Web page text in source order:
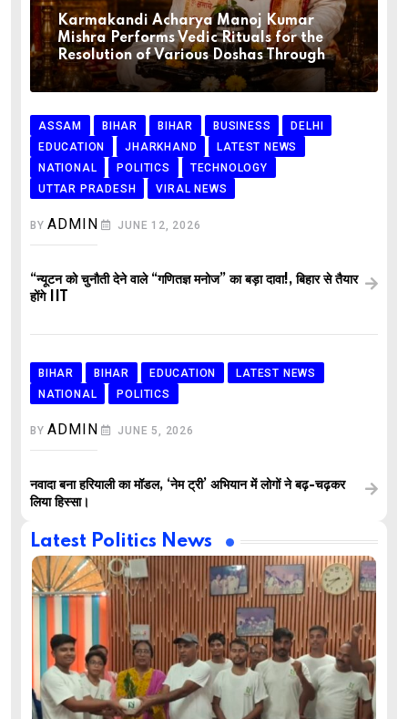
Karmakandi Acharya Manoj Kumar
Mishra Performs Vedic Rituals for the
Resolution of Various Doshas Through
ASSAM BIHAR BIHAR BUSINESS
DELHI
EDUCATION
JHARKHAND
LATEST NEWS
NATIONAL
POLITICS
TECHNOLOGY
UTTAR PRADESH
VIRAL NEWS
BYADMIN JUNE 12, 2026
“न्यूटन को चुनौती देने वाले “गणितज्ञ मनोज” का बड़ा दावा!, बिहार से तैयार
होंगे IIT
BIHAR BIHAR EDUCATION
LATEST NEWS
NATIONAL
POLITICS
BYADMIN JUNE 5, 2026
नवादा बना हरियाली का मॉडल, ‘नेम ट्री’ अभियान में लोगों ने बढ़-चढ़कर
लिया हिस्सा।
Latest Politics News